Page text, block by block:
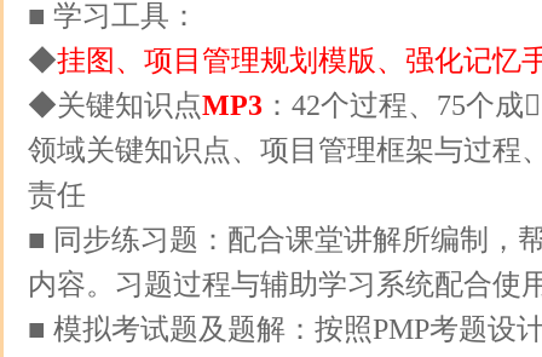
■ 学习工具：
◆挂图、项目管理规划模版、强化记忆
◆关键知识点MP3 ：42个过程、75个
领域关键知识点、项目管理框架与过程
责任
■ 同步练习题：配合课堂讲解所编制，
内容。习题过程与辅助学习系统配合使
■ 模拟考试题及题解：按照PMP考题设